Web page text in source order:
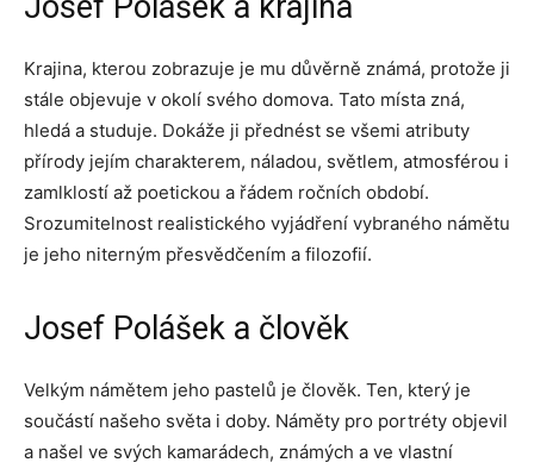
Krajina, kterou zobrazuje je mu důvěrně známá, protože ji
stále objevuje v okolí svého domova. Tato místa zná,
hledá a studuje. Dokáže ji přednést se všemi atributy
přírody jejím charakterem, náladou, světlem, atmosférou i
zamlklostí až poetickou a řádem ročních období.
Srozumitelnost realistického vyjádření vybraného námětu
je jeho niterným přesvědčením a filozofií.
Josef Polášek a člověk
Velkým námětem jeho pastelů je člověk. Ten, který je
součástí našeho světa i doby. Náměty pro portréty objevil
a našel ve svých kamarádech, známých a ve vlastní